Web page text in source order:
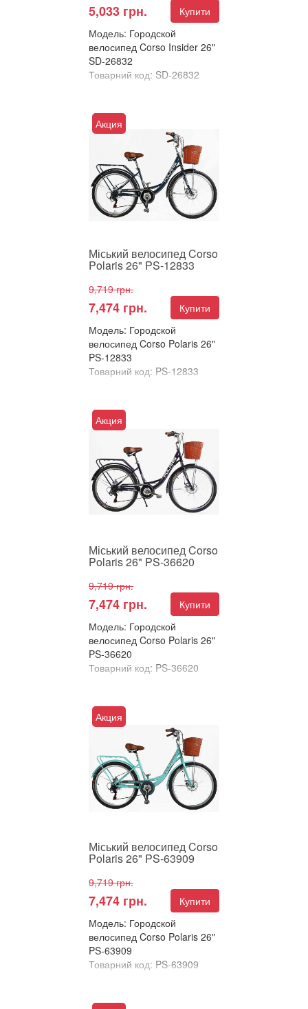
5,033 грн.
Купити
Модель: Городской
велосипед Corso Insider 26"
SD-26832
Товарний код: SD-26832
Міський велосипед Corso
Insider 26" – Класика, яка не
виходить з моди! Шукаєте
простого, надійног...
Акция
Міський велосипед Corso
Polaris 26" PS-12833
9,719 грн.
7,474 грн.
Купити
Модель: Городской
велосипед Corso Polaris 26"
PS-12833
Товарний код: PS-12833
Міський велосипед Corso
Polaris 26" – ідеальний вибір
для комфортних прогулянок
та повсякденних поїз...
Акция
Міський велосипед Corso
Polaris 26" PS-36620
9,719 грн.
7,474 грн.
Купити
Модель: Городской
велосипед Corso Polaris 26"
PS-36620
Товарний код: PS-36620
Міський велосипед Corso
Polaris 26" – ідеальний вибір
для комфортних прогулянок
та повсякденних поїз...
Акция
Міський велосипед Corso
Polaris 26" PS-63909
9,719 грн.
7,474 грн.
Купити
Модель: Городской
велосипед Corso Polaris 26"
PS-63909
Товарний код: PS-63909